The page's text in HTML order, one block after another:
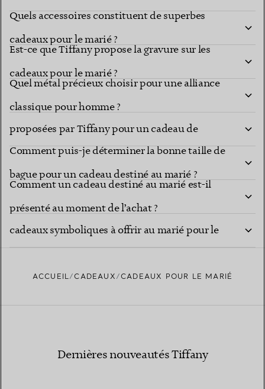
Quels accessoires constituent de superbes
cadeaux pour le marié ?
Est-ce que Tiffany propose la gravure sur les
cadeaux pour le marié ?
Quel métal précieux choisir pour une alliance
classique pour homme ?
Quelles sont les icônes de joaillerie pour homme
proposées par Tiffany pour un cadeau de
mariage ?
Comment puis-je déterminer la bonne taille de
bague pour un cadeau destiné au marié ?
Comment un cadeau destiné au marié est-il
présenté au moment de l’achat ?
Quels pièces de joaillerie fine constituent des
cadeaux symboliques à offrir au marié pour le
ACCUEIL CADEAUX CADEAUX POUR LE MARIÉ
Dernières nouveautés Tiffany